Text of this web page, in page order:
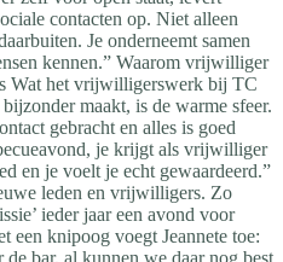
contacten op. Niet alleen
Je onderneemt samen
kennen.” Waarom vrijwilliger
Wat het vrijwilligerswerk bij TC
maakt, is de warme sfeer.
gebracht en alles is goed
je krijgt als vrijwilliger
en je voelt je echt gewaardeerd.”
leden en vrijwilligers. Zo
ieder jaar een avond voor
knipoog voegt Jeannete toe:
bar, al kunnen we daar nog best